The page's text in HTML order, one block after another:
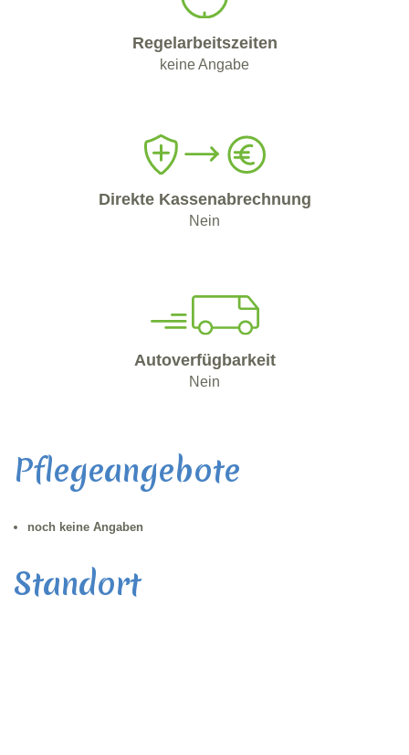
Regelarbeitszeiten
keine Angabe
Direkte Kassenabrechnung
Nein
Autoverfügbarkeit
Nein
Pflegeangebote
noch keine Angaben
Standort